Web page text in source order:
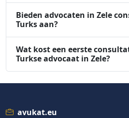
Bieden advocaten in Zele
Turks aan?
Wat kost een eerste
Turkse advocaat in Zele?
avukat.eu